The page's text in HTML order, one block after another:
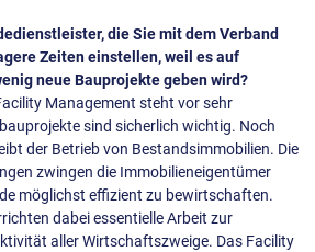
die Sie mit dem Verband
Zeiten einstellen, weil es auf
neue Bauprojekte geben wird?
Management steht vor sehr
sind sicherlich wichtig. Noch
der Betrieb von Bestandsimmobilien. Die
zwingen die Immobilieneigentümer
möglichst effizient zu bewirtschaften.
dabei essentielle Arbeit zur
aller Wirtschaftszweige. Das Facility